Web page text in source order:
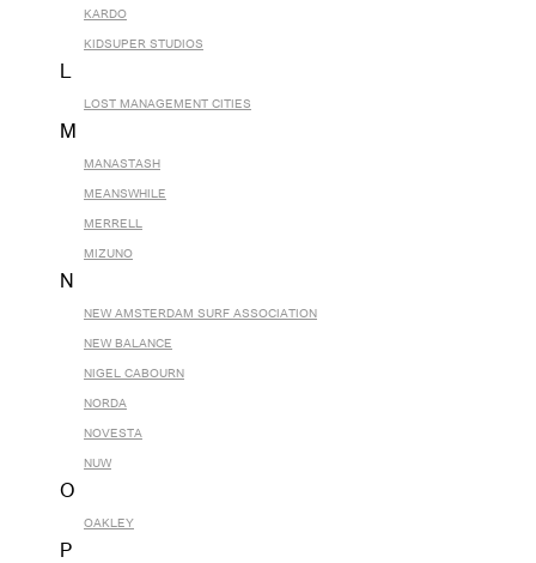
KARDO
KIDSUPER STUDIOS
L
LOST MANAGEMENT CITIES
M
MANASTASH
MEANSWHILE
MERRELL
MIZUNO
N
NEW AMSTERDAM SURF ASSOCIATION
NEW BALANCE
NIGEL CABOURN
NORDA
NOVESTA
NUW
O
OAKLEY
P